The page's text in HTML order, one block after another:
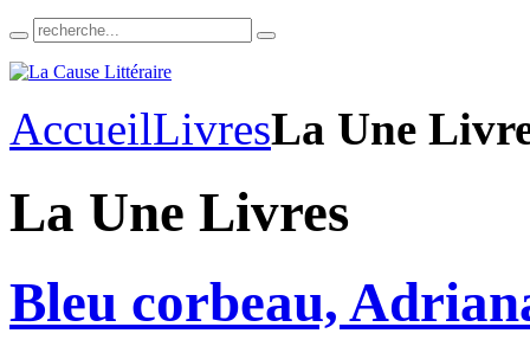
AccueilLivresLa Une
La Une Livres
Bleu corbeau,